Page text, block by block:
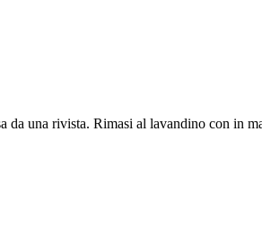
una rivista. Rimasi al lavandino con in